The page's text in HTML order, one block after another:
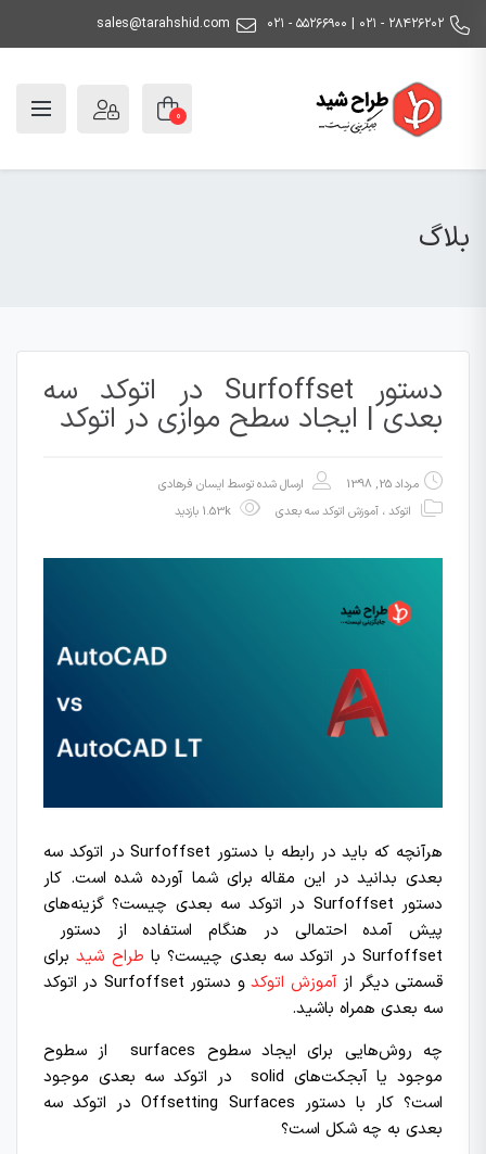
۲۸۴۲۶۲۰۲ - ۰۲۱ | ۵۵۲۶۶۹۰۰ - ۰۲۱ sales@tarahshid.com
0
بلاگ
دستور Surfoffset در اتوکد سه
بعدی | ایجاد سطح موازی در اتوکد
مرداد 25, 1398 ارسال شده توسط ایسان فرهادی
اتوکد، آموزش اتوکد سه بعدی
هرآنچه که باید در رابطه با دستور Surfoffset در اتوکد سه
بعدی بدانید در این مقاله برای شما آورده شده است. کار
دستور Surfoffset در اتوکد سه بعدی چیست؟ گزینه‌های
پیش آمده احتمالی در هنگام استفاده از دستور
Surfoffset در اتوکد سه بعدی چیست؟ با
طراح شیدبرای
قسمتی دیگر ازآموزش اتوکد
و دستور Surfoffset در اتوکد
سه بعدی همراه باشید.
چه روش‌هایی برای ایجاد سطوح surfaces از سطوح
موجود یا آبجکت‌های solid در اتوکد سه بعدی موجود
است؟ کار با دستور Offsetting Surfaces در اتوکد سه
بعدی به چه شکل است؟